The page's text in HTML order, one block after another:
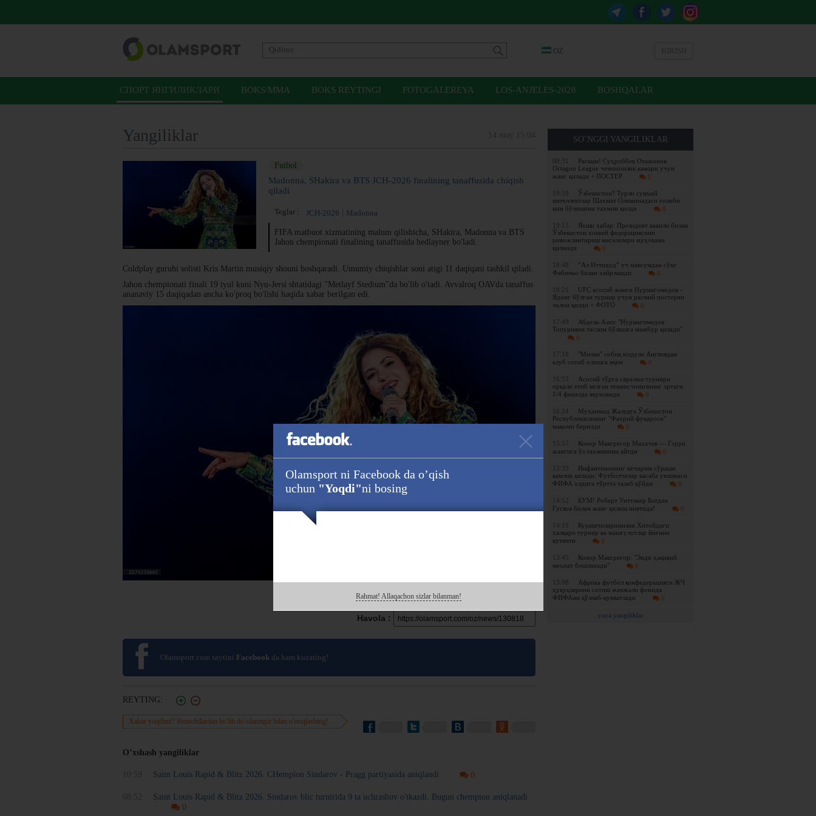
OZ
СПОРТ ЯНГИЛИКЛАРИ BOKS/MMA BOKS REYTINGI FOTOGALEREYA LOS-ANJELES-2028 BOSHQALAR
SO’NGGI YANGILIKLAR
08:31
Расман! Суҳроббек Отажонов
Octagon League чемпионлик камари учун
жанг қилади + ПОСТЕР
0
19:59
Ўзбекистон? Турли сунъий
интеллектлар Шахмат Олимпиадаси ғолиби
ким бўлишини тахмин қилди
0
19:15
Яхши хабар: Президент вакили билан
Ўзбекистон хоккей федерациясини
ривожлантириш масалалари муҳокама
қилинди
0
18:48
“Ал Иттиҳод” уч мавсумдан сўнг
Фабиньо билан хайрлашди
0
18:21
UFC асосий жанги Нурмагомедов -
Ядонг бўлган турнир учун расмий постерни
эълон қилди + ФОТО
0
17:49
Абдель-Азиз: "Нурмагомедов
Топурияни таслим бўлишга мажбур қилади"
0
17:18
"Милан" собиқ юлдузи Англиядан
клуб сотиб олишга яқин
0
16:53
Асосий тўрга саралаш турнири
орқали етиб келган теннисчимизнинг эртаги
1/4 финалда якунланди
0
16:24
Муҳаммад Жалудга Ўзбекистон
Республикасининг "Фахрий фуқароси"
мақоми берилди
0
15:57
Конор Макгрегор Махачев — Гэрри
жангига ўз тахминини айтди
0
15:33
Инфантинонинг кечирим сўраши
камлик қилади: Футболчилар касаба уюшмаси
ФИФА олдига тўртта талаб қўйди
0
14:52
БУМ! Роберт Уиттакер Богдан
Гусков билан жанг қилиш ниятида!
0
14:19
Курашчиларимизни Хитойдаги
халқаро турнир ва машғулотлар йиғини
кутяпти
0
13:45
Конор Макгрегор: "Энди ҳақиқий
меҳнат бошланади"
0
13:08
Африка футбол конфедерацияси ЖЧ
ҳуқуқларини сотиш жанжали фонида
ФИФАни қўллаб-қувватлади
0
yana yangiliklar
Yangiliklar
Futbol
Madonna, SHakira va BTS JCH-2026 finalining tanaffusida chiqish
qiladi
Teglar : JCH-2026 Madonna
FIFA matbuot xizmatining malum qilishicha, SHakira, Madonna va BTS
Jahon chempionati finalining tanaffusida hedlayner bo'ladi.
Coldplay guruhi solisti Kris Martin musiqiy shouni boshqaradi. Umumiy chiqishlar soni atigi 11 daqiqani tashkil qiladi.
Jahon chempionati finali 19 iyul kuni Nyu-Jersi shtatidagi "Metlayf Stedium"da bo'lib o'tadi. Avvalroq OAVda tanaffus
ananaviy 15 daqiqadan ancha ko'proq bo'lishi haqida xabar berilgan edi.
Havola :
Olamsport.com saytini Facebook da ham kuzating!
REYTING:
Xabar yoqdimi? Birinchilardan bo'lib do'stlaringiz bilan o'rtoqlashing!
O’xshash yangiliklar
Saint Louis Rapid & Blitz 2026. CHempion Sindarov - Pragg partiyasida aniqlandi 0
Saint Louis Rapid & Blitz 2026. Sindarov blic turnirida 9 ta uchrashuv o'tkazdi. Bugun chempion aniqlanadi
0
Olamsport ni Facebook da o’qish
uchun "Yoqdi"ni bosing
Rahmat! Allaqachon sizlar bilanman!